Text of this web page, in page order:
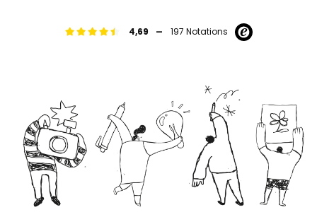
4,69 - 197 Notations